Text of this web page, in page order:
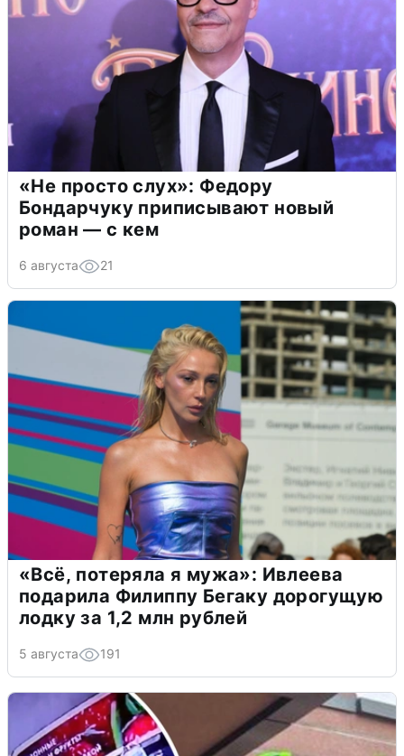
«Не просто слух»: Федору
Бондарчуку приписывают новый
роман — с кем
6 августа 21
«Всё, потеряла я мужа»: Ивлеева
подарила Филиппу Бегаку дорогущую
лодку за 1,2 млн рублей
5 августа 191